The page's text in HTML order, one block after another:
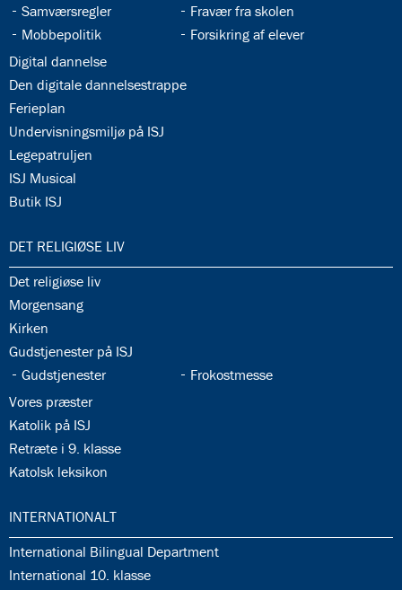
34.7:
Samværsregler 34.8:
Fravær fra skolen
34.9:
Mobbepolitik 34.10:
Forsikring af elever
34.11:
Digital dannelse
34.12:
Den digitale dannelsestrappe
34.13:
Ferieplan
34.14:
Undervisningsmiljø på ISJ
34.15:
Legepatruljen
34.16:
ISJ Musical
34.17:
Butik ISJ
35.0:
DET RELIGIØSE LIV
35.1:
Det religiøse liv
35.2:
Morgensang
35.3:
Kirken
35.4:
Gudstjenester på ISJ
35.5:
Gudstjenester 35.6:
Frokostmesse
35.7:
Vores præster
35.8:
Katolik på ISJ
35.9:
Retræte i 9. klasse
35.10:
Katolsk leksikon
36.0:
INTERNATIONALT
36.1:
International Bilingual Department
36.2:
International 10. klasse